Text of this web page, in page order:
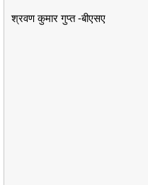
श्रवण कुमार गुप्त -बीएसए